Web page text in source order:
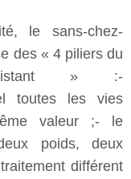
le sans-chez-
des « 4 piliers du
» :-
toutes les vies
valeur ;- le
poids, deux
différent